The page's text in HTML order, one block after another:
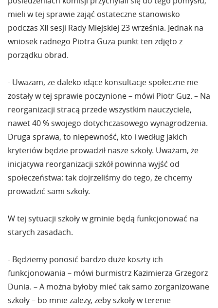
mieli w tej sprawie zająć ostateczne stanowisko
podczas XII sesji Rady Miejskiej 23 września. Jednak na
wniosek radnego Piotra Guza punkt ten zdjęto z
porządku obrad.
- Uważam, ze daleko idące konsultacje społeczne nie
zostały w tej sprawie poczynione – mówi Piotr Guz. – Na
reorganizacji stracą przede wszystkim nauczyciele,
nawet 40 % swojego dotychczasowego wynagrodzenia.
Druga sprawa, to niepewność, kto i według jakich
kryteriów będzie prowadził nasze szkoły. Uważam, że
inicjatywa reorganizacji szkół powinna wyjść od
społeczeństwa: tak dojrzeliśmy do tego, że chcemy
prowadzić sami szkoły.
W tej sytuacji szkoły w gminie będą funkcjonować na
starych zasadach.
- Będziemy ponosić bardzo duże koszty ich
funkcjonowania – mówi burmistrz Kazimierza Grzegorz
Dunia. – A można byłoby mieć tak samo zorganizowane
szkoły – bo mnie zależy, żeby szkoły w terenie